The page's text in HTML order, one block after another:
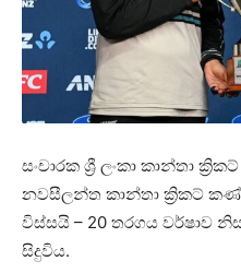
සංචාරක ශ්‍රී ලංකා කාන්තා
නවසීලන්ත කාන්තා ක්‍රිකට්
විස්සයි – 20 තරගය වර්ෂාව
සිදුවිය.